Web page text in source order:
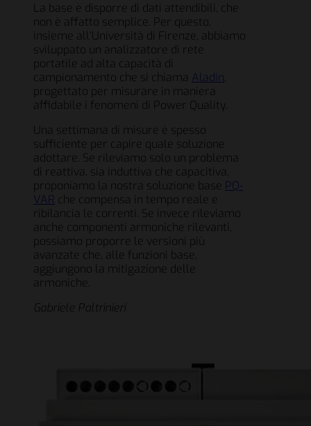
La base è disporre di dati attendibili, che
non è affatto semplice. Per questo,
insieme all’Università di Firenze, abbiamo
sviluppato un analizzatore di rete
portatile ad alta capacità di
campionamento che si chiama Aladin,
progettato per misurare in maniera
affidabile i fenomeni di Power Quality.
Una settimana di misure è spesso
sufficiente per capire quale soluzione
adottare. Se rileviamo solo un problema
di reattiva, sia induttiva che capacitiva,
proponiamo la nostra soluzione base
PQ-
VAR che compensa in tempo reale e
ribilancia le correnti. Se invece rileviamo
anche componenti armoniche rilevanti,
possiamo proporre le versioni più
avanzate che, alle funzioni base,
aggiungono la mitigazione delle
armoniche.
Gabriele Paltrinieri